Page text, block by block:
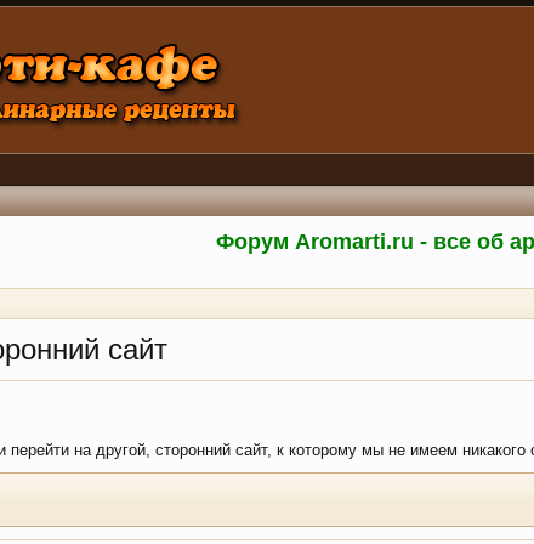
Форум Aromarti.ru - все об
сайт
перейти на другой, сторонний сайт, к которому мы не имеем